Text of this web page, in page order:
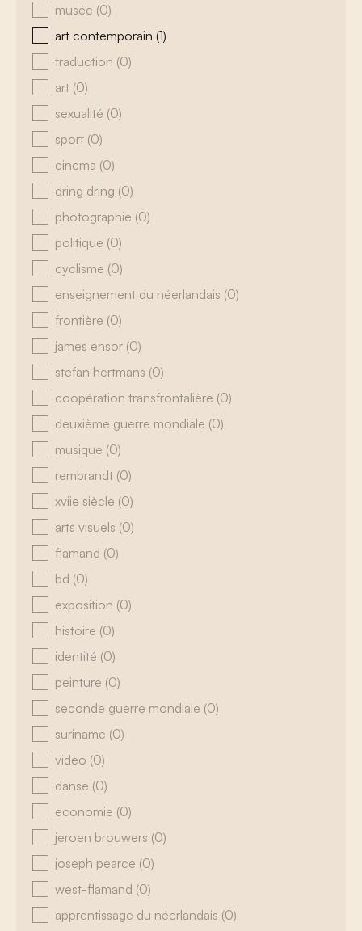
musée (0)
art contemporain (1)
traduction (0)
art (0)
sexualité (0)
sport (0)
cinema (0)
dring dring (0)
photographie (0)
politique (0)
cyclisme (0)
enseignement du néerlandais (0)
frontière (0)
james ensor (0)
stefan hertmans (0)
coopération transfrontalière (0)
deuxième guerre mondiale (0)
musique (0)
rembrandt (0)
xviie siècle (0)
arts visuels (0)
flamand (0)
bd (0)
exposition (0)
histoire (0)
identité (0)
peinture (0)
seconde guerre mondiale (0)
suriname (0)
video (0)
danse (0)
economie (0)
jeroen brouwers (0)
joseph pearce (0)
west-flamand (0)
apprentissage du néerlandais (0)